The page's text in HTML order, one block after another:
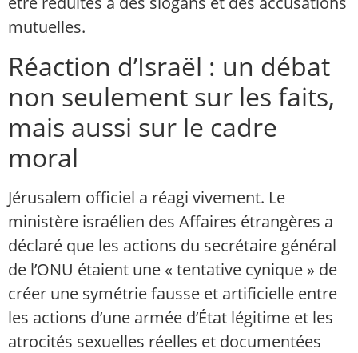
mutuelles.
Réaction d’Israël : un débat
non seulement sur les faits,
mais aussi sur le cadre
moral
Jérusalem officiel a réagi vivement. Le
ministère israélien des Affaires étrangères a
déclaré que les actions du secrétaire général
de l’ONU étaient une « tentative cynique » de
créer une symétrie fausse et artificielle entre
les actions d’une armée d’État légitime et les
atrocités sexuelles réelles et documentées